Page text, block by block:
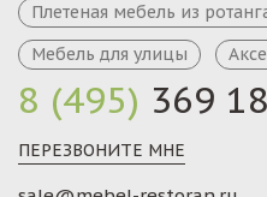
8 (495) 369
ПЕРЕЗВОНИТЕ МНЕ
Плетеная мебель из
Мебель для улицы